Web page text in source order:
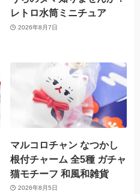
レトロ水筒ミニチュア
2026年8月7日
マルコロチャン なつかし
根付チャーム 全5種 ガチャ
猫モチーフ 和風和雑貨
2026年8月5日